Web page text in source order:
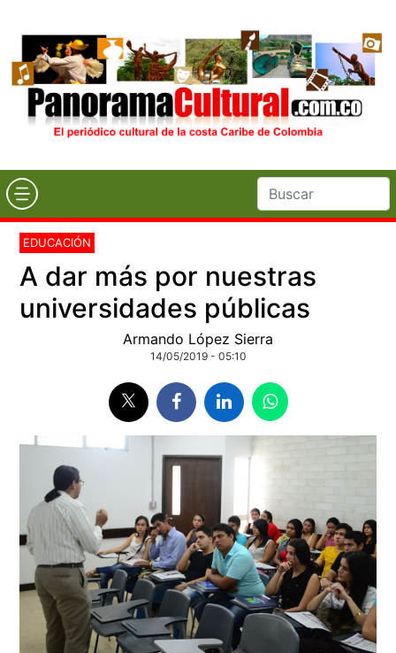
EDUCACIÓN
A dar más por nuestras
universidades públicas
Armando López Sierra
14/05/2019 - 05:10